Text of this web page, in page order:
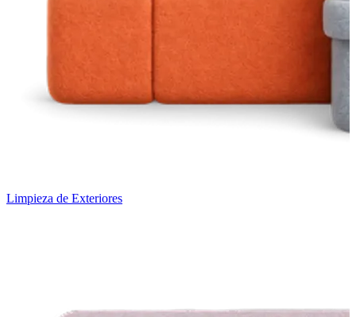
Limpieza de Exteriores